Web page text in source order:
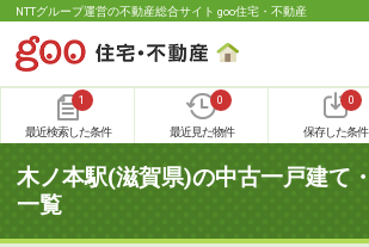
NTTグループ運営の不動産総合サイト goo住宅・不動産
1
最近検索した条件
0
最近見た物件
0
保存した条件
木ノ本駅(滋賀県)の中古一戸建て
一覧